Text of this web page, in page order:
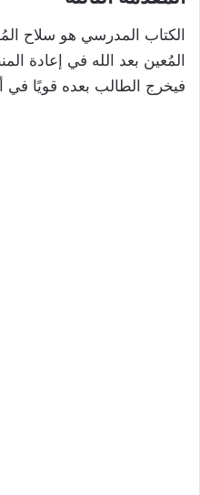
الكتاب المدرسي هو سلاح
المُعين بعد الله في إعادة
فيخرج الطالب بعده قويًا في